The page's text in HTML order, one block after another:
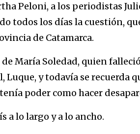
Peloni, a los periodistas
todos los días la cuestión,
de Catamarca.
María Soledad, quien
y todavía se recuerda
poder como hacer
a lo largo y a lo ancho.